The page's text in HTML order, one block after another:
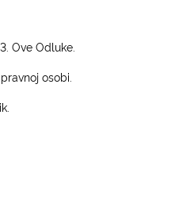
Ove Odluke.
osobi.